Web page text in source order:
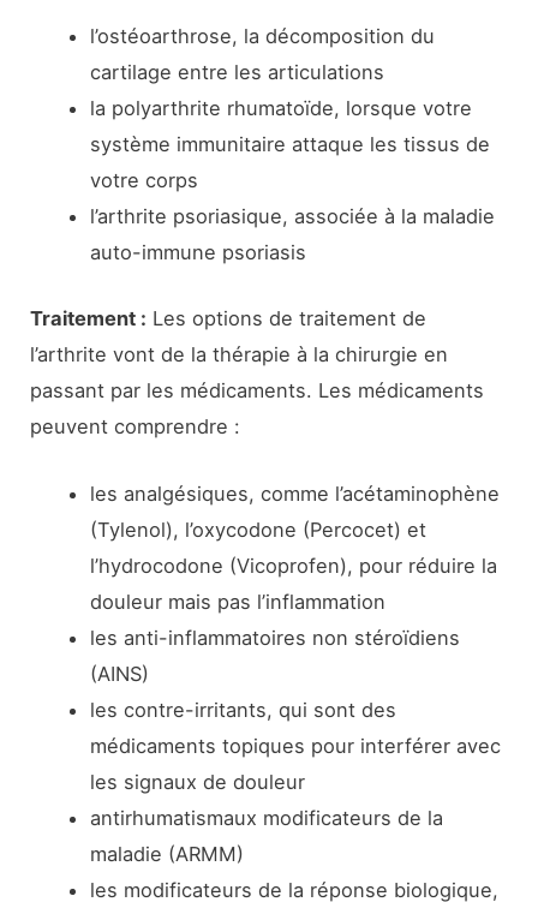
l’ostéoarthrose, la décomposition du
cartilage entre les articulations
la polyarthrite rhumatoïde, lorsque votre
système immunitaire attaque les tissus de
votre corps
l’arthrite psoriasique, associée à la maladie
auto-immune psoriasis
Traitement : Les options de traitement de
l’arthrite vont de la thérapie à la chirurgie en
passant par les médicaments. Les médicaments
peuvent comprendre :
les analgésiques, comme l’acétaminophène
(Tylenol), l’oxycodone (Percocet) et
l’hydrocodone (Vicoprofen), pour réduire la
douleur mais pas l’inflammation
les anti-inflammatoires non stéroïdiens
(AINS)
les contre-irritants, qui sont des
médicaments topiques pour interférer avec
les signaux de douleur
antirhumatismaux modificateurs de la
maladie (ARMM)
les modificateurs de la réponse biologique,